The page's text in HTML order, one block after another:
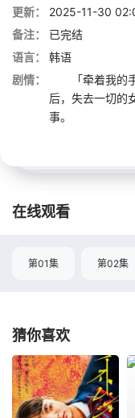
更新：
2025-11-30
备注：
已完结
语言：
韩语
剧情：
「牵着我的手
后，失去一切的
事。
在线观看
第01集 第02集
猜你喜欢